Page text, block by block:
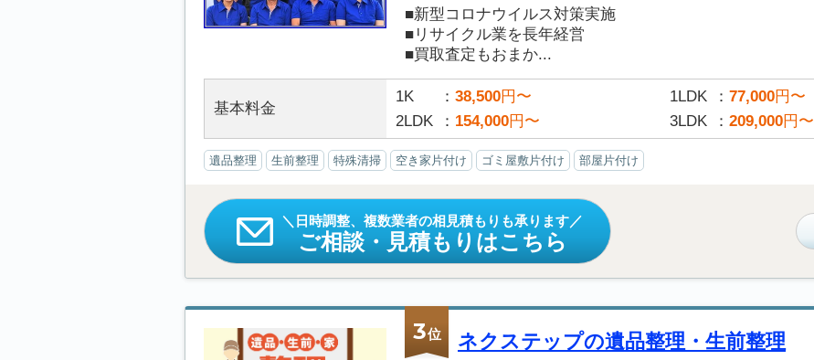
■新型コロナウイルス対策実施
■リサイクル業を長年経営
■買取査定もおまか...
基本料金
1K 38,500円〜 1LDK 77,000円〜
2LDK
154,000円〜 3LDK 209,000円〜
遺品整理 生前整理 特殊清掃 空き家片付け ゴミ屋敷片付け 部屋片付け
日時調整、複数業者の相見積もりも承ります
ご相談・見積もりはこちら
3位 ネクステップの遺品整理・生前整理